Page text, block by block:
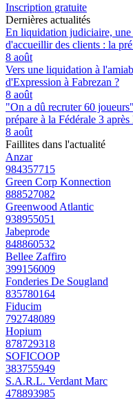
Inscription gratuite
Dernières actualités
En liquidation judiciaire, une
d'accueillir des clients : la
8 août
Vers une liquidation à
d'Expression à Fabrezan ?
8 août
"On a dû recruter 60
prépare à la Fédérale 3
8 août
Faillites dans l'actualité
Anzar
984357715
Green Corp Konnection
888527082
Greenwood Atlantic
938955051
Jabeprode
848860532
Bellee Zaffiro
399156009
Fonderies De Sougland
835780164
Fiducim
792748089
Hopium
878729318
SOFICOOP
383755949
S.A.R.L. Verdant Marc
478893985